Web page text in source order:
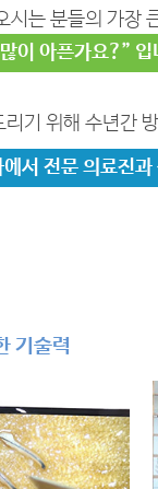
시는 분들의 가장
이 아픈가요?” 입
기 위해 수년간
서 전문 의료진
기술력